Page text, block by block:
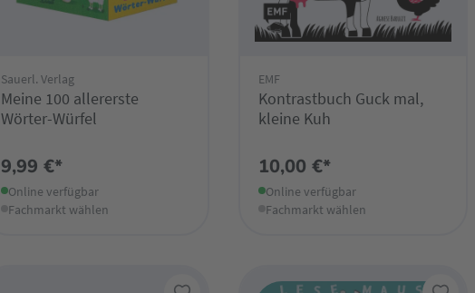
Sauerl. Verlag
Meine 100 allererste
Wörter-Würfel
9,99 €*
Online verfügbar
Fachmarkt wählen
EMF
Kontrastbuch Guck mal,
kleine Kuh
10,00 €*
Online verfügbar
Fachmarkt wählen